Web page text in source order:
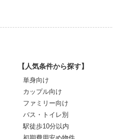
【人気条件から探す】
単身向け
カップル向け
ファミリー向け
バス・トイレ別
駅徒歩10分以内